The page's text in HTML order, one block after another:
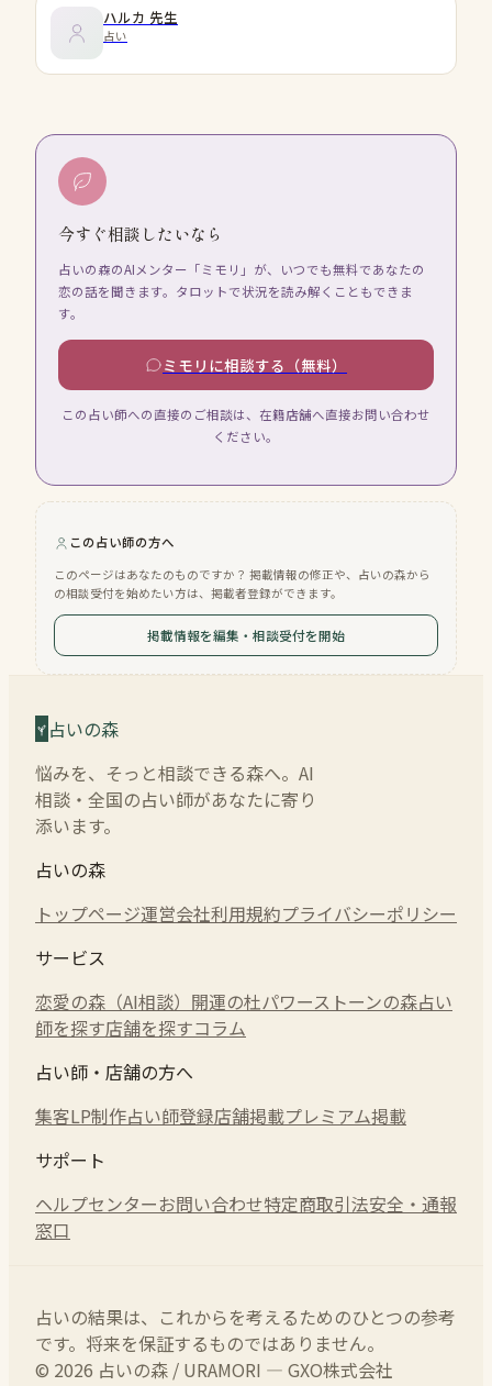
ハルカ 先生
占い
今すぐ相談したいなら
占いの森のAIメンター「ミモリ」が、いつでも無料であなたの
恋の話を聞きます。タロットで状況を読み解くこともできま
す。
ミモリに相談する（無料）
この占い師への直接のご相談は、在籍店舗へ直接お問い合わせ
ください。
この占い師の方へ
このページはあなたのものですか？ 掲載情報の修正や、占いの森から
の相談受付を始めたい方は、掲載者登録ができます。
掲載情報を編集・相談受付を開始
占いの森
悩みを、そっと相談できる森へ。AI
相談・全国の占い師があなたに寄り
添います。
占いの森
トップページ運営会社利用規約プライバシーポリシー
サービス
恋愛の森（AI相談） 開運の杜パワーストーンの森占い
師を探す店舗を探すコラム
占い師・店舗の方へ
集客LP制作占い師登録店舗掲載プレミアム掲載
サポート
ヘルプセンターお問い合わせ特定商取引法安全・通報
窓口
占いの結果は、これからを考えるためのひとつの参考
です。将来を保証するものではありません。
© 2026 占いの森 / URAMORI — GXO株式会社